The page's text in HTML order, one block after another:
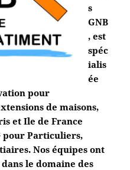
s
GNB
, est
spéc
ialis
ée
pour
de maisons,
et Ile de France
pour Particuliers,
Nos équipes ont
le domaine des